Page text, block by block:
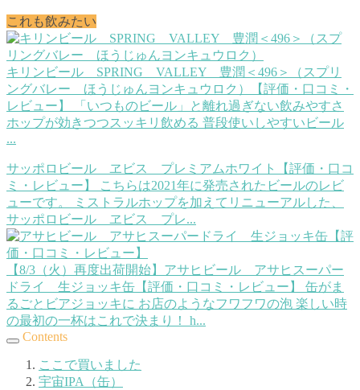
これも飲みたい
キリンビール SPRING VALLEY 豊潤＜496＞（スプリ
ングバレー ほうじゅんヨンキュウロク）【評価・口コミ・
レビュー】
「いつものビール」と離れ過ぎない飲みやすさ
ホップが効きつつスッキリ飲める 普段使いしやすいビール
...
サッポロビール ヱビス プレミアムホワイト【評価・口コ
ミ・レビュー】
こちらは2021年に発売されたビールのレビ
ューです。 ミストラルホップを加えてリニューアルした、
サッポロビール ヱビス プレ...
【8/3（火）再度出荷開始】アサヒビール アサヒスーパー
ドライ 生ジョッキ缶【評価・口コミ・レビュー】
缶がま
るごとビアジョッキに お店のようなフワフワの泡 楽しい時
の最初の一杯はこれで決まり！ h...
Contents
ここで買いました
宇宙IPA（缶）